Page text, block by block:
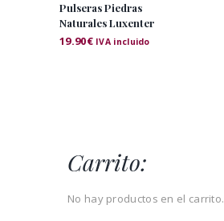
Pulseras Piedras
Naturales Luxenter
19.90€ IVA incluido
Carrito:
No hay productos en el carrito.